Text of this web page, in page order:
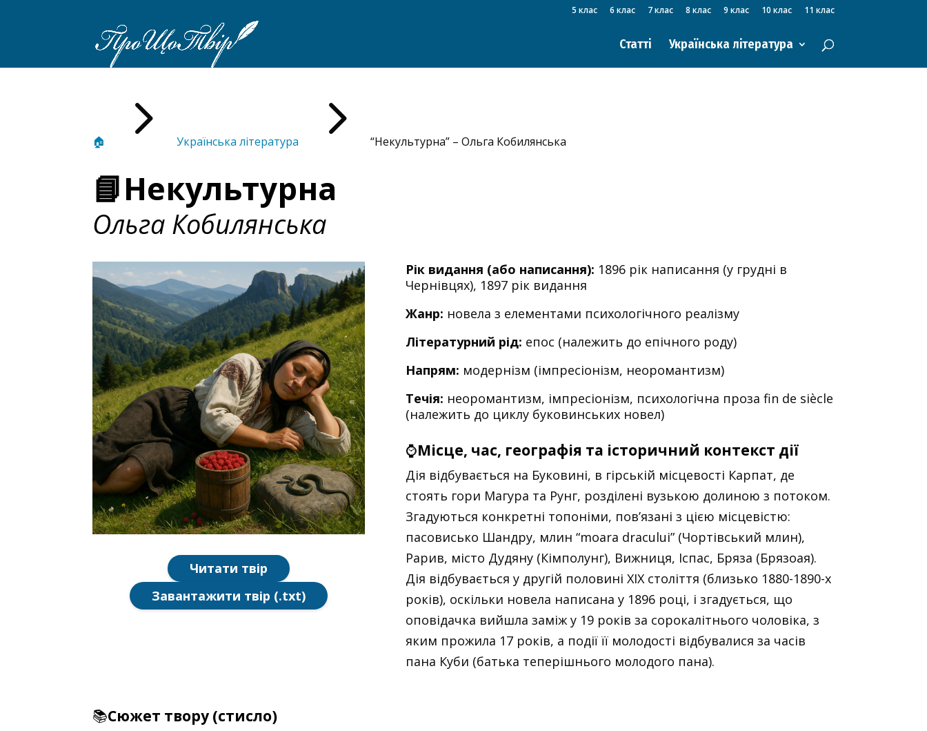
5 клас 6 клас 7 клас 8 клас 9 клас 10 клас 11 клас
Статті Українська література
🏠 5 Українська література 5 “Некультурна” – Ольга Кобилянська
📘Некультурна
Ольга Кобилянська
Читати твір
Завантажити твір (.txt)
Рік видання (або написання): 1896 рік написання (у грудні в
Чернівцях), 1897 рік видання
Жанр: новела з елементами психологічного реалізму
Літературний рід: епос (належить до епічного роду)
Напрям: модернізм (імпресіонізм, неоромантизм)
Течія: неоромантизм, імпресіонізм, психологічна проза fin de siècle
(належить до циклу буковинських новел)
⌚Місце, час, географія та історичний контекст дії
Дія відбувається на Буковині, в гірській місцевості Карпат, де
стоять гори Магура та Рунг, розділені вузькою долиною з потоком.
Згадуються конкретні топоніми, пов’язані з цією місцевістю:
пасовисько Шандру, млин “moara dracului” (Чортівський млин),
Рарив, місто Дудяну (Кімполунг), Вижниця, Іспас, Бряза (Брязоая).
Дія відбувається у другій половині XIX століття (близько 1880-1890-х
років), оскільки новела написана у 1896 році, і згадується, що
оповідачка вийшла заміж у 19 років за сорокалітнього чоловіка, з
яким прожила 17 років, а події її молодості відбувалися за часів
пана Куби (батька теперішнього молодого пана).
📚Сюжет твору (стисло)